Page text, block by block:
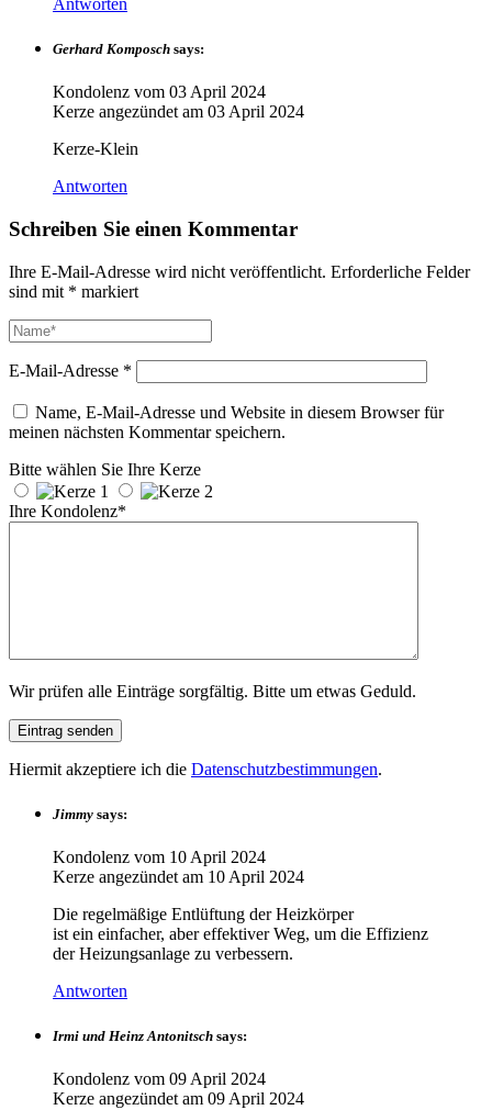
Gerhard Komposch says:
Kondolenz vom 03 April 2024
Kerze angezündet am 03 April 2024
Kerze-Klein
Antworten
Schreiben Sie einen Kommentar
Ihre E-Mail-Adresse wird nicht veröffentlicht. Erforderliche Felder
sind mit * markiert
E-Mail-Adresse *
Name, E-Mail-Adresse und Website in diesem Browser für
meinen nächsten Kommentar speichern.
Bitte wählen Sie Ihre Kerze
Ihre Kondolenz*
Wir prüfen alle Einträge sorgfältig. Bitte um etwas Geduld.
Hiermit akzeptiere ich die Datenschutzbestimmungen.
Jimmy says:
Kondolenz vom 10 April 2024
Kerze angezündet am 10 April 2024
Die regelmäßige Entlüftung der Heizkörper
ist ein einfacher, aber effektiver Weg, um die Effizienz
der Heizungsanlage zu verbessern.
Antworten
Irmi und Heinz Antonitsch says:
Kondolenz vom 09 April 2024
Kerze angezündet am 09 April 2024